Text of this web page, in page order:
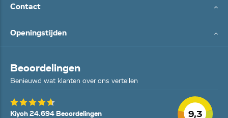
Contact
Openingstijden
Beoordelingen
Benieuwd wat klanten over ons vertellen
9,3
Kiyoh 24.694 Beoordelingen